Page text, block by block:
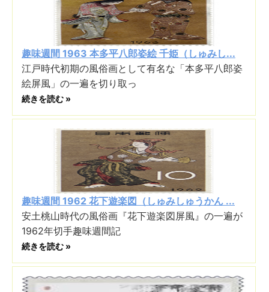
趣味週間 1963 本多平八郎姿絵 千姫（しゅみし...
江戸時代初期の風俗画として有名な「本多平八郎姿
絵屏風」の一遍を切り取っ
続きを読む »
趣味週間 1962 花下遊楽図（しゅみしゅうかん ...
安土桃山時代の風俗画『花下遊楽図屏風』の一遍が
1962年切手趣味週間記
続きを読む »